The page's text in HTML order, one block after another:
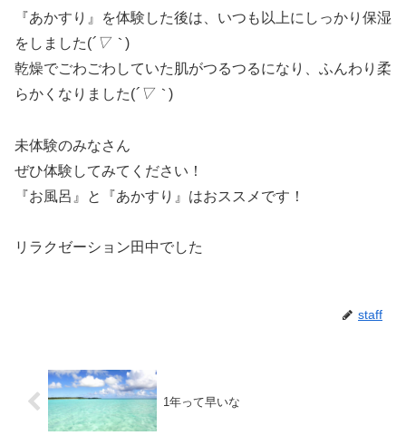
『あかすり』を体験した後は、いつも以上にしっかり保湿
をしました(´▽｀ )
乾燥でごわごわしていた肌がつるつるになり、ふんわり柔
らかくなりました(´▽｀ )
未体験のみなさん
ぜひ体験してみてください！
『お風呂』と『あかすり』はおススメです！
リラクゼーション田中でした
staff
1年って早いな